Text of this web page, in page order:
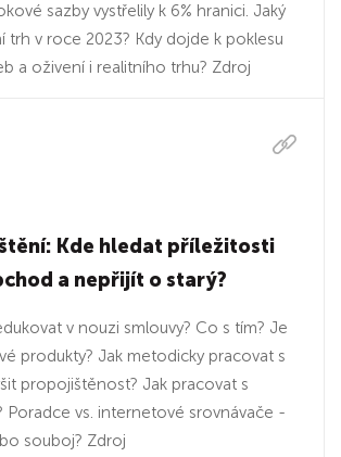
sazby vystřelily k 6% hranici. Jaký
trh v roce 2023? Kdy dojde k poklesu
a oživení i realitního trhu? Zdroj
Kde hledat příležitosti
a nepřijít o starý?
v nouzi smlouvy? Co s tím? Je
produkty? Jak metodicky pracovat s
propojištěnost? Jak pracovat s
Poradce vs. internetové srovnávače -
souboj? Zdroj